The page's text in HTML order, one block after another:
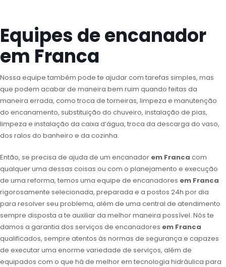
Equipes de encanador
em Franca
Nossa equipe também pode te ajudar com tarefas simples, mas
que podem acabar de maneira bem ruim quando feitas da
maneira errada, como troca de torneiras, limpeza e manutenção
do encanamento, substituição do chuveiro, instalação de pias,
limpeza e instalação da caixa d’água, troca da descarga do vaso,
dos ralos do banheiro e da cozinha.
Então, se precisa de ajuda de um encanador em Franca com
qualquer uma dessas coisas ou com o planejamento e execução
de uma reforma, temos uma equipe de encanadores em Franca
rigorosamente selecionada, preparada e a postos 24h por dia
para resolver seu problema, além de uma central de atendimento
sempre disposta a te auxiliar da melhor maneira possível. Nós te
damos a garantia dos serviços de encanadores em Franca
qualificados, sempre atentos às normas de segurança e capazes
de executar uma enorme variedade de serviços, além de
equipados com o que há de melhor em tecnologia hidráulica para